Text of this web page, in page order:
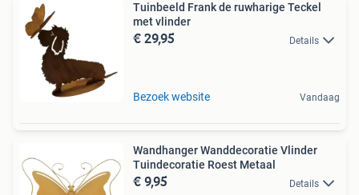
Tuinbeeld Frank de ruwharige Teckel
met vlinder
€ 29,95 Details
Bezoek website Vandaag
Wandhanger Wanddecoratie Vlinder
Tuindecoratie Roest Metaal
€ 9,95 Details